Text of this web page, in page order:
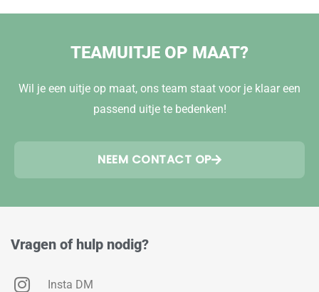
TEAMUITJE OP MAAT?
Wil je een uitje op maat, ons team staat voor je klaar een
passend uitje te bedenken!
NEEM CONTACT OP
Vragen of hulp nodig?
Insta DM